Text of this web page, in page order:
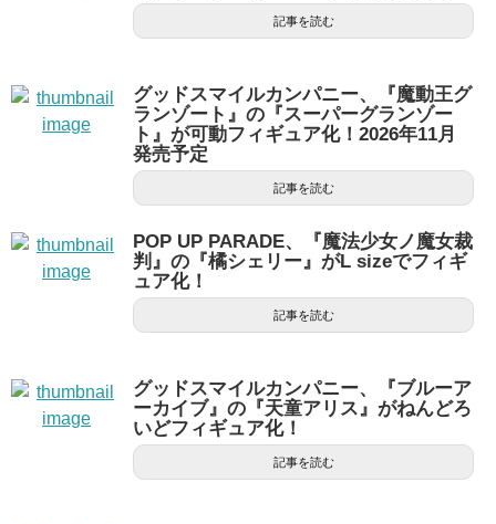
記事を読む
グッドスマイルカンパニー、『魔動王グ
ランゾート』の『スーパーグランゾー
ト』が可動フィギュア化！2026年11月
発売予定
記事を読む
POP UP PARADE、『魔法少女ノ魔女裁
判』の『橘シェリー』がL sizeでフィギ
ュア化！
記事を読む
グッドスマイルカンパニー、『ブルーア
ーカイブ』の『天童アリス』がねんどろ
いどフィギュア化！
記事を読む